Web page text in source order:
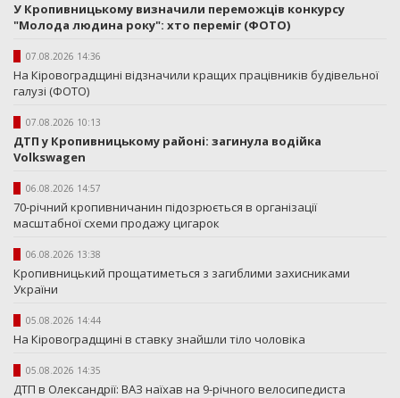
У Кропивницькому визначили переможців конкурсу
"Молода людина року": хто переміг (ФОТО)
07.08.2026 14:36
На Кіровоградщині відзначили кращих працівників будівельної
галузі (ФОТО)
07.08.2026 10:13
ДТП у Кропивницькому районі: загинула водійка
Volkswagen
06.08.2026 14:57
70-річний кропивничанин підозрюється в організації
масштабної схеми продажу цигарок
06.08.2026 13:38
Кропивницький прощатиметься з загиблими захисниками
України
05.08.2026 14:44
На Кіровоградщині в ставку знайшли тіло чоловіка
05.08.2026 14:35
ДТП в Олександрії: ВАЗ наїхав на 9-річного велосипедиста